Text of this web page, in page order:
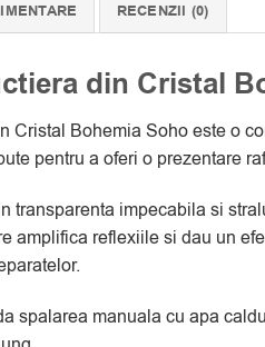
RECENZII (0)
din Cristal
Cristal Bohemia Soho este o
pentru a oferi o prezentare
transparenta impecabila si
amplifica reflexiile si dau un
spalarea manuala cu apa